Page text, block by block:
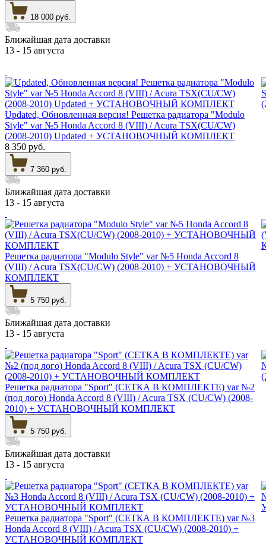
18 000 руб.
Ближайшая дата доставки
13 - 15 августа
Updated, Обновленная версия! Решетка радиатора "Modulo
Style" var №5 Honda Accord 8 (VIII) / Acura TSX(CU/CW)
(2008-2010) Updated + УСТАНОВОЧНЫЙ КОМПЛЕКТ
8 350 руб.
7 360 руб.
Ближайшая дата доставки
13 - 15 августа
Решетка радиатора "Modulo Style" var №5 Honda Accord 8
(VIII) / Acura TSX(CU/CW) (2008-2010) + УСТАНОВОЧНЫЙ
КОМПЛЕКТ
5 750 руб.
Ближайшая дата доставки
13 - 15 августа
Решетка радиатора "Sport" (СЕТКА В КОМПЛЕКТЕ) var №2
(под лого) Honda Accord 8 (VIII) / Acura TSX (CU/CW) (2008-
2010) + УСТАНОВОЧНЫЙ КОМПЛЕКТ
5 750 руб.
Ближайшая дата доставки
13 - 15 августа
Решетка радиатора "Sport" (СЕТКА В КОМПЛЕКТЕ) var №3
Honda Accord 8 (VIII) / Acura TSX (CU/CW) (2008-2010) +
УСТАНОВОЧНЫЙ КОМПЛЕКТ